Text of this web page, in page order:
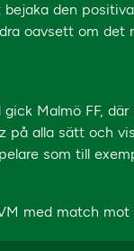
den
oavsett om det
Malmö FF,
på alla sätt och
som till
med match mot